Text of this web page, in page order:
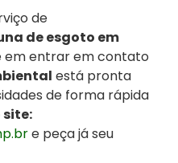
de
de esgoto em
em entrar em contato
está pronta
de forma rápida
site:
e peça já seu